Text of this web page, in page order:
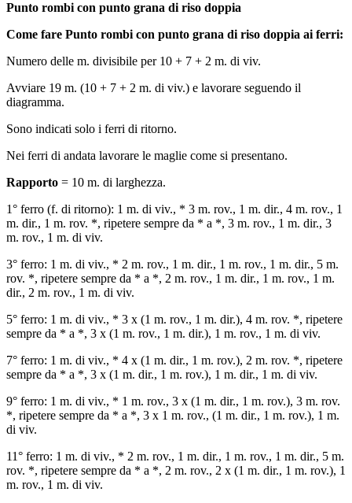
Punto rombi con punto grana di riso doppia
Come fare Punto rombi con punto grana di riso doppia ai ferri:
Numero delle m. divisibile per 10 + 7 + 2 m. di viv.
Avviare 19 m. (10 + 7 + 2 m. di viv.) e lavorare seguendo il
diagramma.
Sono indicati solo i ferri di ritorno.
Nei ferri di andata lavorare le maglie come si presentano.
Rapporto = 10 m. di larghezza.
1° ferro (f. di ritorno): 1 m. di viv., * 3 m. rov., 1 m. dir., 4 m. rov., 1
m. dir., 1 m. rov. *, ripetere sempre da * a *, 3 m. rov., 1 m. dir., 3
m. rov., 1 m. di viv.
3° ferro: 1 m. di viv., * 2 m. rov., 1 m. dir., 1 m. rov., 1 m. dir., 5 m.
rov. *, ripetere sempre da * a *, 2 m. rov., 1 m. dir., 1 m. rov., 1 m.
dir., 2 m. rov., 1 m. di viv.
5° ferro: 1 m. di viv., * 3 х (1 m. rov., 1 m. dir.), 4 m. rov. *, ripetere
sempre da * a *, 3 х (1 m. rov., 1 m. dir.), 1 m. rov., 1 m. di viv.
7° ferro: 1 m. di viv., * 4 х (1 m. dir., 1 m. rov.), 2 m. rov. *, ripetere
sempre da * a *, 3 х (1 m. dir., 1 m. rov.), 1 m. dir., 1 m. di viv.
9° ferro: 1 m. di viv., * 1 m. rov., 3 х (1 m. dir., 1 m. rov.), 3 m. rov.
*, ripetere sempre da * a *, 3 х 1 m. rov., (1 m. dir., 1 m. rov.), 1 m.
di viv.
11° ferro: 1 m. di viv., * 2 m. rov., 1 m. dir., 1 m. rov., 1 m. dir., 5 m.
rov. *, ripetere sempre da * a *, 2 m. rov., 2 х (1 m. dir., 1 m. rov.), 1
m. rov., 1 m. di viv.